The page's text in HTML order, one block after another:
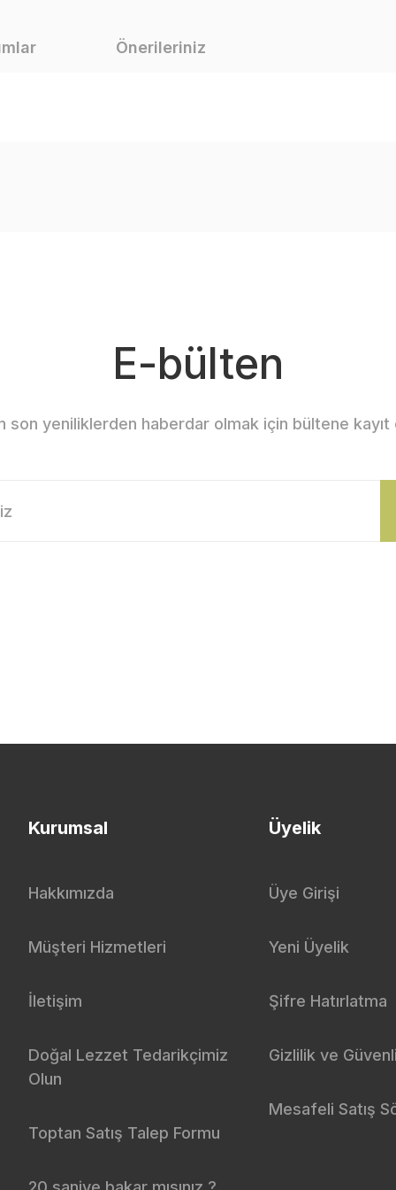
Önerileriniz
Gönder
E-bülten
son yeniliklerden haberdar olmak için bültene kayıt
Kurumsal
Hakkımızda
Müşteri Hizmetleri
İletişim
Doğal Lezzet Tedarikçimiz
Olun
Toptan Satış Talep Formu
Üyelik
Üye Girişi
Yeni Üyelik
Şifre Hatırlatma
Gizlilik ve
Mesafeli Satış